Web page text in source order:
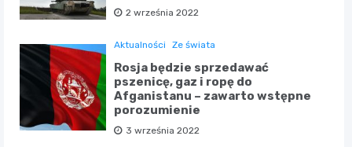
2 września 2022
Aktualności Ze świata
Rosja będzie sprzedawać
pszenicę, gaz i ropę do
Afganistanu – zawarto wstępne
porozumienie
3 września 2022